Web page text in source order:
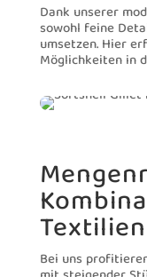
Dank unserer
sowohl feine
umsetzen. Hier
Möglichkeiten in
Textilien
Bei uns